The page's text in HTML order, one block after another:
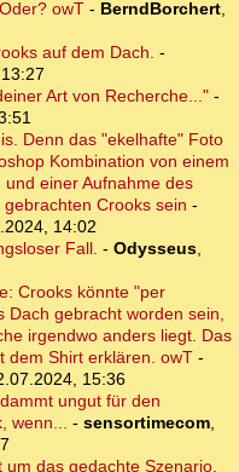
owT - BerndBorchert,
auf dem Dach. -
Art von Recherche..."-
Denn das "ekelhafte" Foto
Kombination von einem
einer Aufnahme des
Crooks sein -
14:02
Fall. - Odysseus,
Crooks könnte "per
Dach gebracht worden sein,
irgendwo anders liegt. Das
dem Shirt erklären. owT -
15:36
ungut für den
wenn... - sensortimecom,
um das gedachte Szenario,